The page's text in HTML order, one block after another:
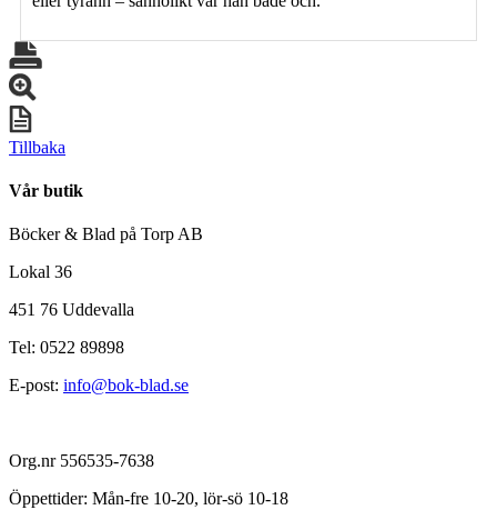
Tillbaka
Vår butik
Böcker & Blad på Torp AB
Lokal 36
451 76 Uddevalla
Tel: 0522 89898
E-post: info@bok-blad.se
Org.nr 556535-7638
Öppettider: Mån-fre 10-20, lör-sö 10-18